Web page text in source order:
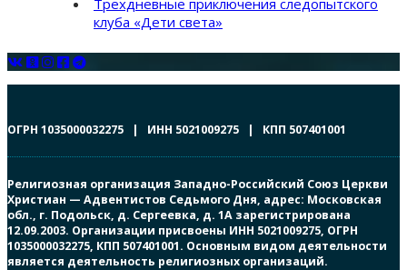
Трехдневные приключения следопытского
клуба «Дети света»
ОГРН 1035000032275 | ИНН 5021009275 | КПП 507401001
Религиозная организация Западно-Российский Союз Церкви
Христиан — Адвентистов Седьмого Дня, адрес: Московская
обл., г. Подольск, д. Сергеевка, д. 1А зарегистрирована
12.09.2003. Организации присвоены ИНН 5021009275, ОГРН
1035000032275, КПП 507401001. Основным видом деятельности
является деятельность религиозных организаций.